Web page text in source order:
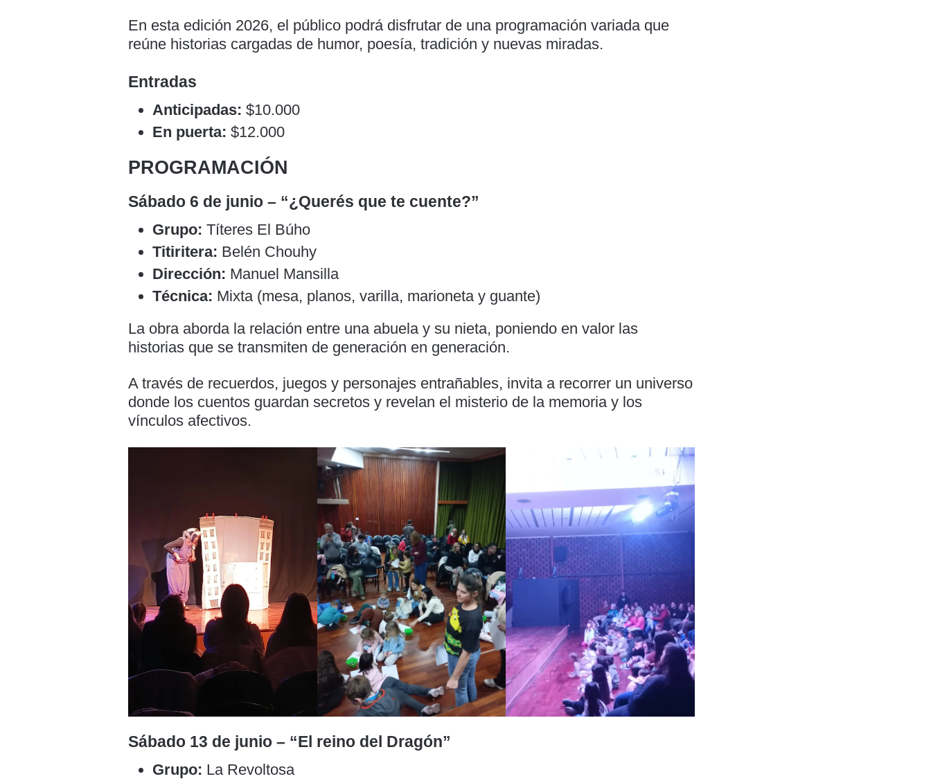
En esta edición 2026, el público podrá disfrutar de una programación variada que
reúne historias cargadas de humor, poesía, tradición y nuevas miradas.
Entradas
Anticipadas: $10.000
En puerta: $12.000
PROGRAMACIÓN
Sábado 6 de junio – “¿Querés que te cuente?”
Grupo: Títeres El Búho
Titiritera: Belén Chouhy
Dirección: Manuel Mansilla
Técnica: Mixta (mesa, planos, varilla, marioneta y guante)
La obra aborda la relación entre una abuela y su nieta, poniendo en valor las
historias que se transmiten de generación en generación.
A través de recuerdos, juegos y personajes entrañables, invita a recorrer un universo
donde los cuentos guardan secretos y revelan el misterio de la memoria y los
vínculos afectivos.
Sábado 13 de junio – “El reino del Dragón”
Grupo: La Revoltosa